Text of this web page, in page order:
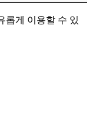
롭게 이용할 수 있